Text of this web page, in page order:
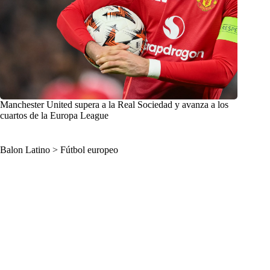
Manchester United supera a la Real Sociedad y avanza a los
cuartos de la Europa League
Balon Latino > Fútbol europeo